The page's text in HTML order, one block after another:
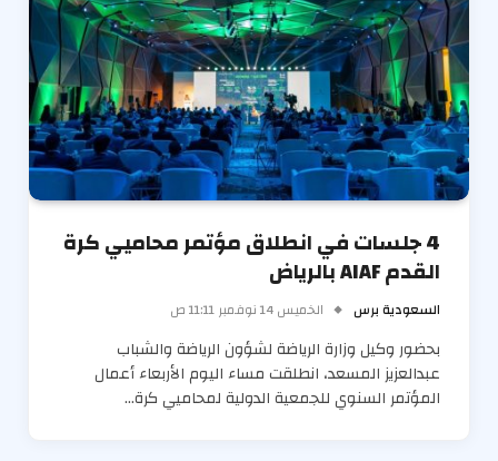
4 جلسات في انطلاق مؤتمر محاميي كرة
القدم AIAF بالرياض
السعودية برس الخميس 14 نوفمبر 11:11 ص
بحضور وكيل وزارة الرياضة لشؤون الرياضة والشباب
عبدالعزيز المسعد، انطلقت مساء اليوم الأربعاء أعمال
المؤتمر السنوي للجمعية الدولية لمحاميي كرة…